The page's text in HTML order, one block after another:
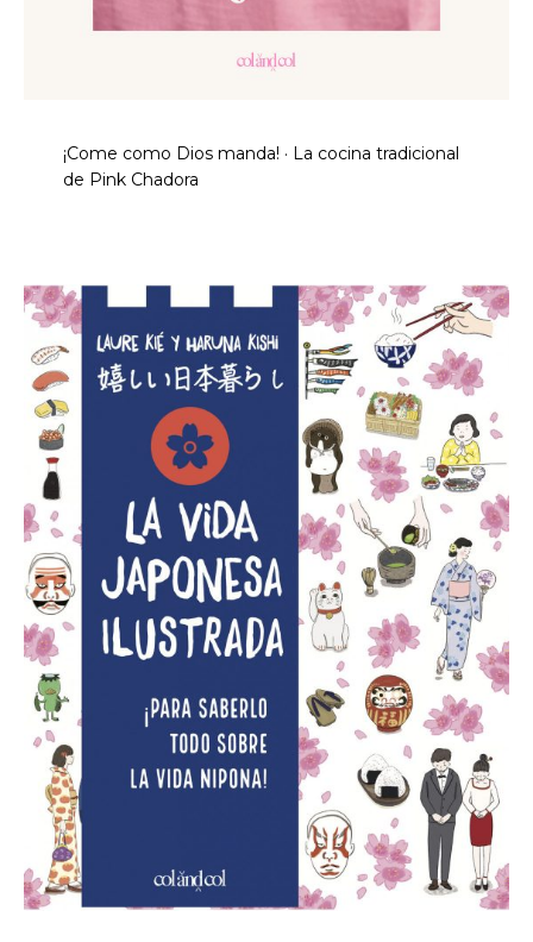
¡Come como Dios manda! · La cocina tradicional
de Pink Chadora